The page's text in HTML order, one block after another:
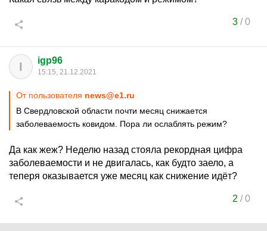
3/0
I igp96
15:15, 21.12.2021
От пользователя news@e1.ru
В Свердловской области почти месяц снижается
заболеваемость ковидом. Пора ли ослаблять режим?
Да как жеж? Неделю назад стояла рекордная цифра
заболеваемости и не двигалась, как будто заело, а
теперя оказывается уже месяц как снижение идёт?
2 /0